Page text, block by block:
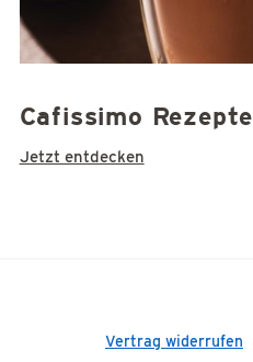
Cafissimo Rezepte
Jetzt entdecken
Vertrag widerrufen